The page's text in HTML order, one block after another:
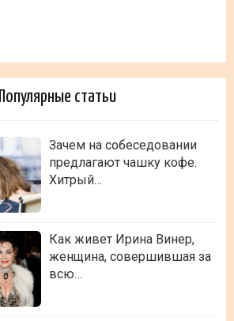
Популярные статьи
Зачем на собеседовании
предлагают чашку кофе.
Хитрый…
Как живет Ирина Винер,
женщина, совершившая за
всю…